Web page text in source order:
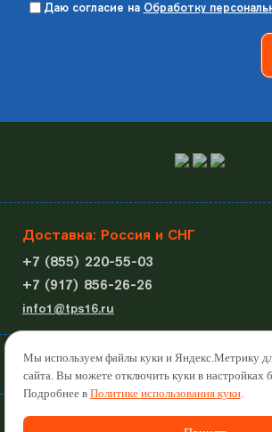
Даю согласие на Обработку
Доставка: Россия и СНГ
+7 (855) 220-55-03
+7 (917) 856-26-26
info1@tps16.ru
Политика обработки
Политика использования
СОЗДАНИЕ САЙТА
Мы используем файлы куки и Яндекс.Метрику
сайта. Вы можете отключить куки в настройках
Подробнее в Политике использования куки.